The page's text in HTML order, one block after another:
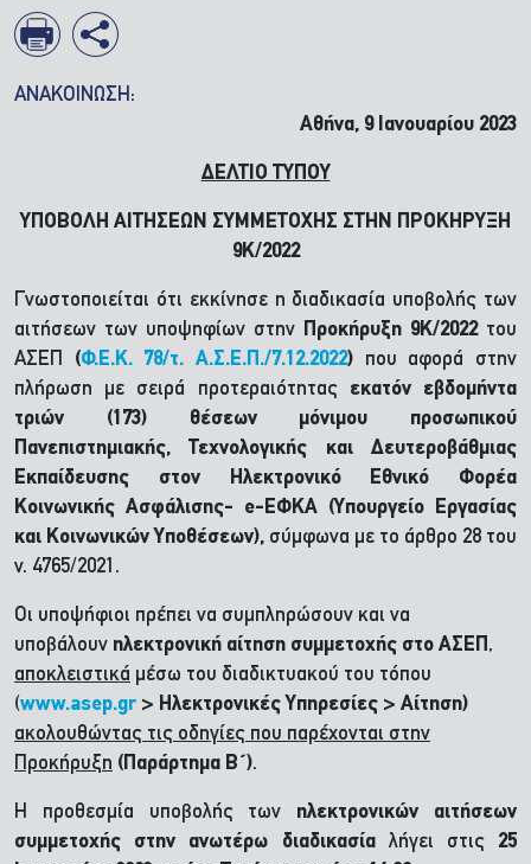
ΑΝΑΚΟΙΝΩΣΗ:
Αθήνα, 9 Ιανουαρίου 2023
ΔΕΛΤΙΟ ΤΥΠΟΥ
ΥΠΟΒΟΛΗ ΑΙΤΗΣΕΩΝ ΣΥΜΜΕΤΟΧΗΣ ΣΤΗΝ ΠΡΟΚΗΡΥΞΗ
9Κ/2022
Γνωστοποιείται ότι εκκίνησε η διαδικασία υποβολής των
αιτήσεων των υποψηφίων στην Προκήρυξη 9Κ/2022του
ΑΣΕΠ (Φ.Ε.Κ. 78/τ. Α.Σ.Ε.Π./7.12.2022) που αφορά στην
πλήρωση με σειρά προτεραιότητας εκατόν εβδομήντα
τριών (173) θέσεων μόνιμου προσωπικού
Πανεπιστημιακής, Τεχνολογικής και Δευτεροβάθμιας
Εκπαίδευσης στον Ηλεκτρονικό Εθνικό Φορέα
Κοινωνικής Ασφάλισης- e-ΕΦΚΑ (Υπουργείο Εργασίας
και Κοινωνικών Υποθέσεων), σύμφωνα με το άρθρο 28 του
ν. 4765/2021.
Οι υποψήφιοι πρέπει να συμπληρώσουν και να
υποβάλουν ηλεκτρονική αίτηση συμμετοχής στο ΑΣΕΠ ,
αποκλειστικά μέσω του διαδικτυακού του τόπου
(www.asep.gr > Ηλεκτρονικές Υπηρεσίες > Αίτηση)
ακολουθώντας τις οδηγίες που παρέχονται στην
Προκήρυξη (Παράρτημα Β΄).
Η προθεσμία υποβολής των ηλεκτρονικών αιτήσεων
συμμετοχής στην ανωτέρω διαδικασίαλήγει στις 25